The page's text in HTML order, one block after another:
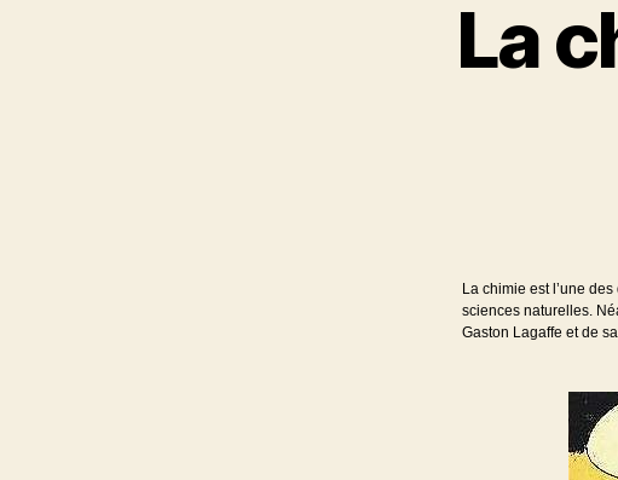
La
La chimie est l’une
sciences naturelles.
Gaston Lagaffe et de